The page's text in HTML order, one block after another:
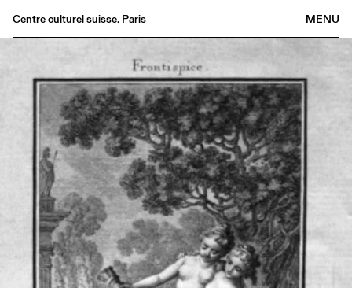
MENU
Centre culturel suisse. Paris
Bookshop
Archives
Medias
Publications
About
EN